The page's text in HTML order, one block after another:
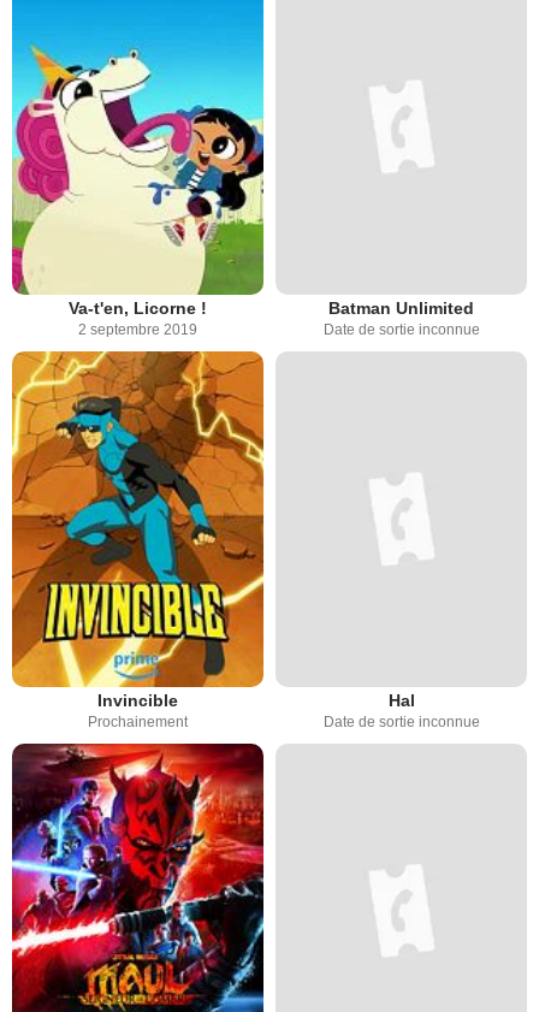
Va-t'en, Licorne !
2 septembre 2019
Batman Unlimited
Date de sortie inconnue
Invincible
Prochainement
Hal
Date de sortie inconnue